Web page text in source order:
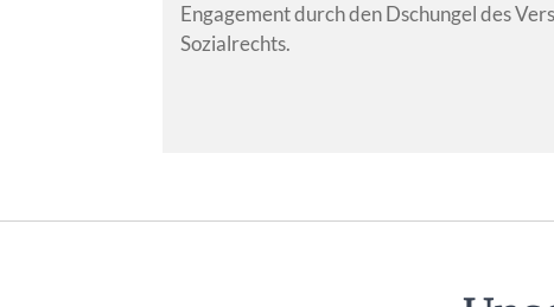
Engagement durch den Dschungel des
Sozialrechts.